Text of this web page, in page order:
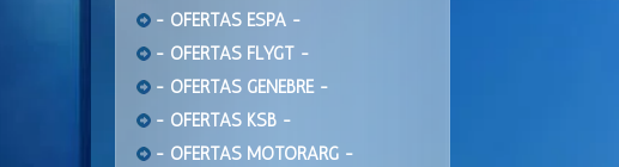
- OFERTAS ESPA -
- OFERTAS FLYGT -
- OFERTAS GENEBRE -
- OFERTAS KSB -
- OFERTAS MOTORARG -